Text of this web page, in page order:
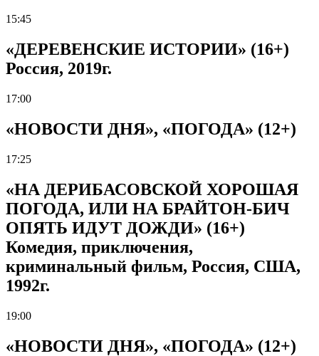
15:45
«ДЕРЕВЕНСКИЕ ИСТОРИИ» (16+)
Россия, 2019г.
17:00
«НОВОСТИ ДНЯ», «ПОГОДА» (12+)
17:25
«НА ДЕРИБАСОВСКОЙ ХОРОШАЯ
ПОГОДА, ИЛИ НА БРАЙТОН-БИЧ
ОПЯТЬ ИДУТ ДОЖДИ» (16+)
Комедия, приключения,
криминальный фильм, Россия, США,
1992г.
19:00
«НОВОСТИ ДНЯ», «ПОГОДА» (12+)